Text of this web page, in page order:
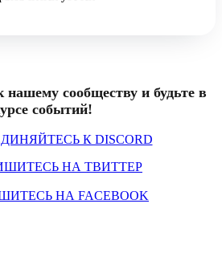
нашему сообществу и будьте в
событий!
К DISCORD
НА ТВИТТЕР
НА FACEBOOK